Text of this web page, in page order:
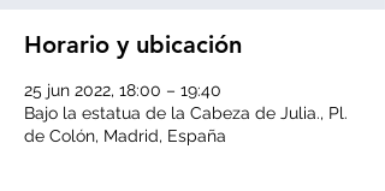
Horario y ubicación
25 jun 2022, 18:00 – 19:40
Bajo la estatua de la Cabeza de Julia., Pl.
de Colón, Madrid, España